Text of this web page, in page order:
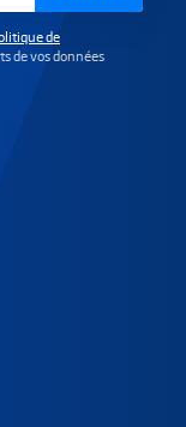
de
de vos données